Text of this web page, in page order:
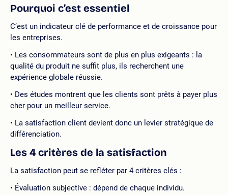
Pourquoi c’est essentiel
C’est un indicateur clé de performance et de croissance pour
les entreprises.
Les consommateurs sont de plus en plus exigeants : la
qualité du produit ne suffit plus, ils recherchent une
expérience globale réussie.
Des études montrent que les clients sont prêts à payer plus
cher pour un meilleur service.
La satisfaction client devient donc un levier stratégique de
différenciation.
Les 4 critères de la satisfaction
La satisfaction peut se refléter par 4 critères clés :
Évaluation subjective : dépend de chaque individu.